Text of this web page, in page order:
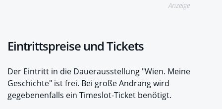
Anzeige
Eintrittspreise und Tickets
Der Eintritt in die Dauerausstellung "Wien. Meine
Geschichte" ist frei. Bei große Andrang wird
gegebenenfalls ein Timeslot-Ticket benötigt.